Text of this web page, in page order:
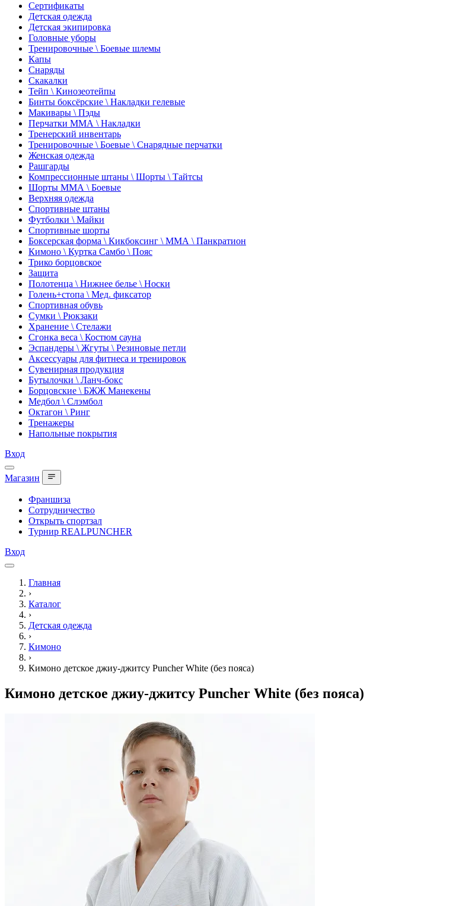
Сертификаты
Детская одежда
Детская экипировка
Головные уборы
Тренировочные \ Боевые шлемы
Капы
Снаряды
Скакалки
Тейп \ Кинозеотейпы
Бинты боксёрские \ Накладки гелевые
Макивары \ Пэды
Перчатки ММА \ Накладки
Тренерский инвентарь
Тренировочные \ Боевые \ Снарядные перчатки
Женская одежда
Рашгарды
Компрессионные штаны \ Шорты \ Тайтсы
Шорты ММА \ Боевые
Верхняя одежда
Спортивные штаны
Футболки \ Майки
Спортивные шорты
Боксерская форма \ Кикбоксинг \ ММА \ Панкратион
Кимоно \ Куртка Самбо \ Пояс
Трико борцовское
Защита
Полотенца \ Нижнее белье \ Носки
Голень+стопа \ Мед. фиксатор
Спортивная обувь
Сумки \ Рюкзаки
Хранение \ Стелажи
Сгонка веса \ Костюм сауна
Эспандеры \ Жгуты \ Резиновые петли
Аксессуары для фитнеса и тренировок
Сувенирная продукция
Бутылочки \ Ланч-бокс
Борцовские \ БЖЖ Манекены
Медбол \ Слэмбол
Октагон \ Ринг
Тренажеры
Напольные покрытия
Вход
Магазин
Франшиза
Сотрудничество
Открыть спортзал
Турнир REALPUNCHER
Вход
Главная
›
Каталог
›
Детская одежда
›
Кимоно
›
Кимоно детское джиу-джитсу Puncher White (без пояса)
Кимоно детское джиу-джитсу Puncher White (без пояса)